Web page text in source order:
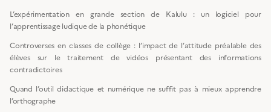
L’expérimentation en grande section de Kalulu : un logiciel pour
l’apprentissage ludique de la phonétique
Controverses en classes de collège : l’impact de l’attitude préalable des
élèves sur le traitement de vidéos présentant des informations
contradictoires
Quand l’outil didactique et numérique ne suffit pas à mieux apprendre
l’orthographe